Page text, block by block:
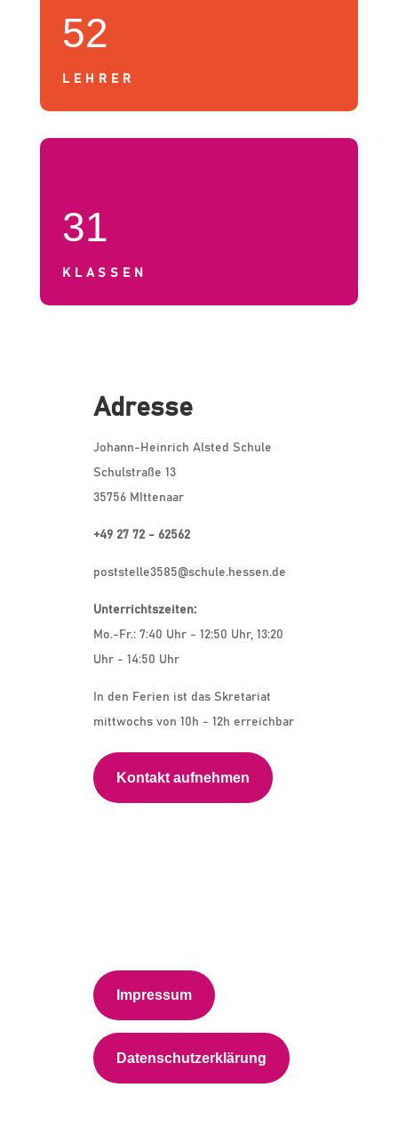
52
LEHRER
31
KLASSEN
Adresse
Johann-Heinrich Alsted Schule
Schulstraße 13
35756 MIttenaar
+49 27 72 - 62562
poststelle3585@schule.hessen.de
Unterrichtszeiten:
Mo.-Fr.: 7:40 Uhr - 12:50 Uhr, 13:20
Uhr - 14:50 Uhr
In den Ferien ist das Skretariat
mittwochs von 10h - 12h erreichbar
Kontakt aufnehmen
Impressum
Datenschutzerklärung